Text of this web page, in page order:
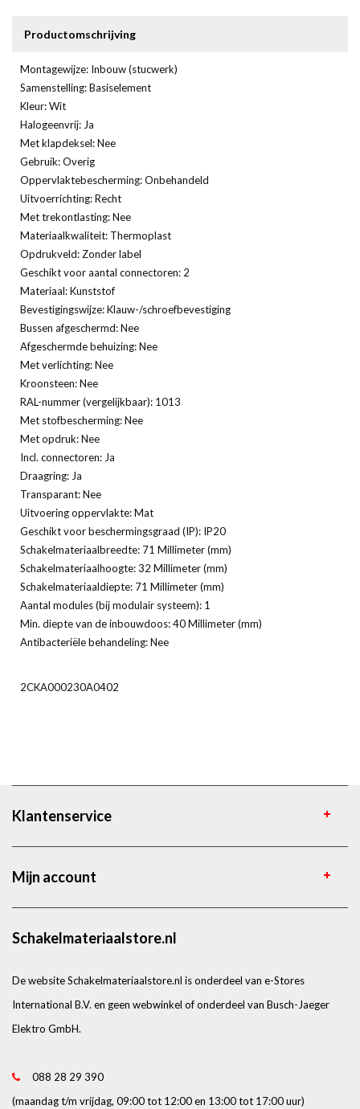
Productomschrijving
Montagewijze: Inbouw (stucwerk)
Samenstelling: Basiselement
Kleur: Wit
Halogeenvrij: Ja
Met klapdeksel: Nee
Gebruik: Overig
Oppervlaktebescherming: Onbehandeld
Uitvoerrichting: Recht
Met trekontlasting: Nee
Materiaalkwaliteit: Thermoplast
Opdrukveld: Zonder label
Geschikt voor aantal connectoren: 2
Materiaal: Kunststof
Bevestigingswijze: Klauw-/schroefbevestiging
Bussen afgeschermd: Nee
Afgeschermde behuizing: Nee
Met verlichting: Nee
Kroonsteen: Nee
RAL-nummer (vergelijkbaar): 1013
Met stofbescherming: Nee
Met opdruk: Nee
Incl. connectoren: Ja
Draagring: Ja
Transparant: Nee
Uitvoering oppervlakte: Mat
Geschikt voor beschermingsgraad (IP): IP20
Schakelmateriaalbreedte: 71 Millimeter (mm)
Schakelmateriaalhoogte: 32 Millimeter (mm)
Schakelmateriaaldiepte: 71 Millimeter (mm)
Aantal modules (bij modulair systeem): 1
Min. diepte van de inbouwdoos: 40 Millimeter (mm)
Antibacteriële behandeling: Nee
2CKA000230A0402
Klantenservice
Mijn account
Schakelmateriaalstore.nl
De website Schakelmateriaalstore.nl is onderdeel van e-Stores
International B.V. en geen webwinkel of onderdeel van Busch-Jaeger
Elektro GmbH.
088 28 29 390
(maandag t/m vrijdag, 09:00 tot 12:00 en 13:00 tot 17:00 uur)